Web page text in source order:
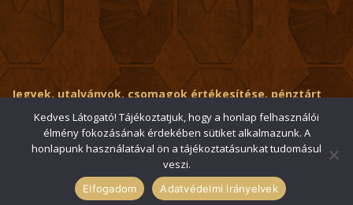
Jegyek, utalványok, csomagok értékesítése, pénztárt
Általános érdeklődés: info@fehervar-arpadfurdo.hu
© 2006-2026 Székesfehérvári Árpád Fürdő / Minden jog
Kedves Látogató! Tájékoztatjuk, hogy a honlap felhasználói
élmény fokozásának érdekében sütiket alkalmazunk. A
honlapunk használatával ön a tájékoztatásunkat tudomásul
veszi.
Elfogadom Adatvédelmi irányelvek